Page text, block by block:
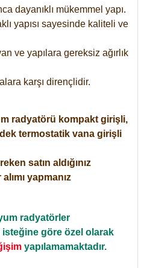
dayanıklı mükemmel yapı.
yapısı sayesinde kaliteli ve
ve yapılara gereksiz ağırlık
karşı dirençlidir.
radyatörü kompakt girişli,
termostatik vana girişli
satın aldığınız
yapmanız
radyatörler
göre özel olarak
yapılamamaktadır.